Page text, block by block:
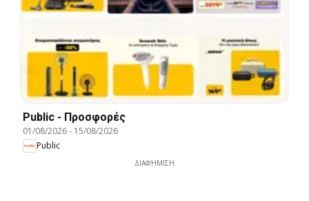
Public - Προσφορές
01/08/2026- 15/08/2026
Public
ΔΙΑΦΉΜΙΣΗ